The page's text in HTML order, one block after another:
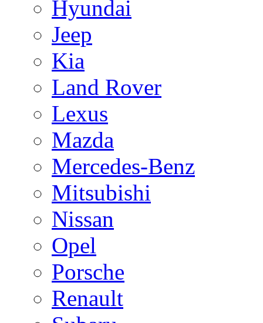
Hyundai
Jeep
Kia
Land Rover
Lexus
Mazda
Mercedes-Benz
Mitsubishi
Nissan
Opel
Porsche
Renault